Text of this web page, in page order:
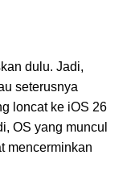
dulu. Jadi,
seterusnya
loncat ke iOS 26
OS yang muncul
mencerminkan